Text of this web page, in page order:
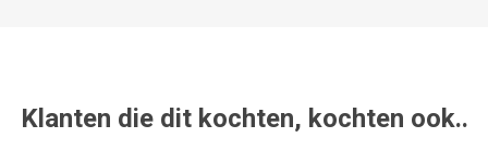
Klanten die dit kochten, kochten ook..